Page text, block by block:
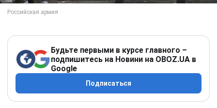
Будьте первыми в курсе главного –
подпишитесь на Новини на OBOZ.UA в
Google
Подписаться